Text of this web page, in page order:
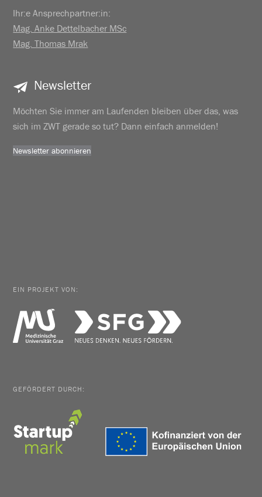
Ihr:e Ansprechpartner:in:
Mag. Anke Dettelbacher MSc
Mag. Thomas Mrak
Newsletter
Möchten Sie immer am Laufenden bleiben über das, was
sich im ZWT gerade so tut? Dann einfach anmelden!
Newsletter abonnieren
EIN PROJEKT VON:
GEFÖRDERT DURCH: